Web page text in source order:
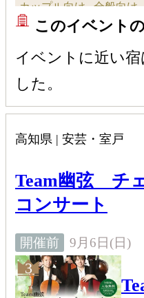
り
カップル向け 全般向け
花火大会 子ども・
このイベント
イベントに近い
した。
高知県 | 安芸・室戸
Team幽弦 チ
コンサート
開催前 9月6日(日)
3